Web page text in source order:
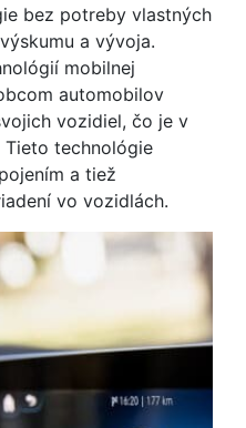
bez potreby vlastných
a vývoja.
mobilnej
automobilov
vozidiel, čo je v
technológie
a tiež
vo vozidlách.